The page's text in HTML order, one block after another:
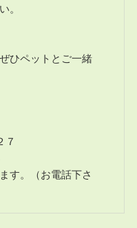
。
ひペットとご一緒
７
す。（お電話下さ